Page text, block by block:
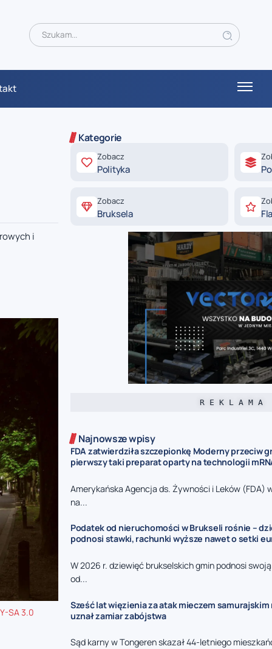
i
SA 3.0
Kategorie
Zobacz
Polityka
Zobacz
Bruksela
R E K L A M A
Najnowsze wpisy
FDA zatwierdziła szczepionkę Moderny przeciw
pierwszy taki preparat oparty na technologii
Amerykańska Agencja ds. Żywności i Leków (FDA)
na...
Podatek od nieruchomości w Brukseli rośnie –
podnosi stawki, rachunki wyższe nawet o setki
W 2026 r. dziewięć brukselskich gmin podnosi
od...
Sześć lat więzienia za atak mieczem samurajskim
uznał zamiar zabójstwa
Sąd karny w Tongeren skazał 44-letniego